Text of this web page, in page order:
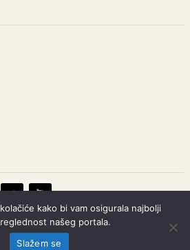
Copyright © 2026.
kako bi vam osigurala najbolji
našeg portala.
Slažem se